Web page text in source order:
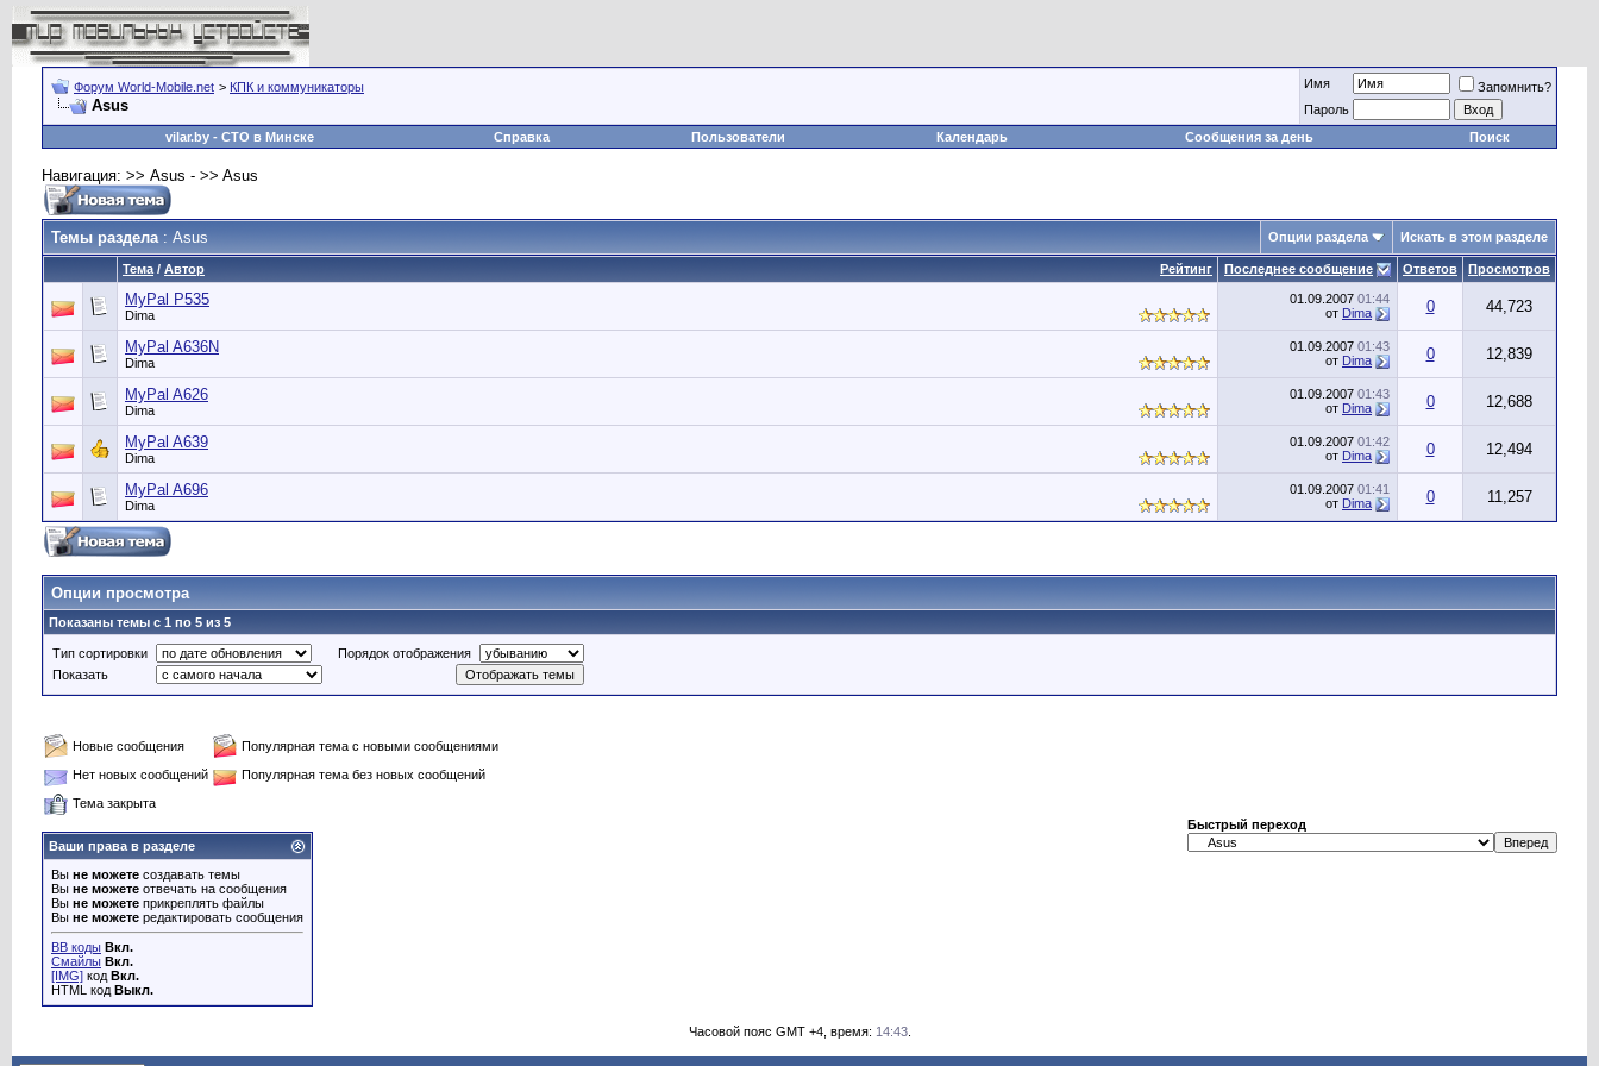
Форум World-Mobile.net > КПК и коммуникаторы
Asus
Имя
Запомнить?
Пароль
vilar.by - СТО в Минске Справка Пользователи Календарь Сообщения за день Поиск
Навигация: >> Asus - >> Asus
Темы раздела: Asus Опции раздела Искать в этом разделе
Рейтинг
Тема / Автор Последнее сообщение Ответов Просмотров
MyPal P535
Dima
01.09.2007 01:44
от Dima 0 44,723
MyPal A636N
Dima
01.09.2007 01:43
от Dima 0 12,839
MyPal A626
Dima
01.09.2007 01:43
от Dima 0 12,688
MyPal A639
Dima
01.09.2007 01:42
от Dima 0 12,494
MyPal A696
Dima
01.09.2007 01:41
от Dima 0 11,257
Опции просмотра
Показаны темы с 1 по 5 из 5
Тип сортировки
Порядок отображения
Показать
Новые сообщения
Популярная тема с новыми сообщениями
Нет новых сообщений
Популярная тема без новых сообщений
Тема закрыта
Ваши права в разделе
Вы не можете создавать темы
Вы не можете отвечать на сообщения
Вы не можете прикреплять файлы
Вы не можете редактировать сообщения
BB коды Вкл.
Смайлы Вкл.
[IMG] код Вкл.
HTML код Выкл.
Быстрый переход
Часовой пояс GMT +4, время: 14:43.